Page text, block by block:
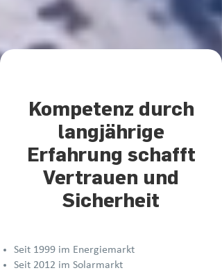
Kompetenz durch
langjährige
Erfahrung schafft
Vertrauen und
Sicherheit
Seit 1999 im Energiemarkt
Seit 2012 im Solarmarkt